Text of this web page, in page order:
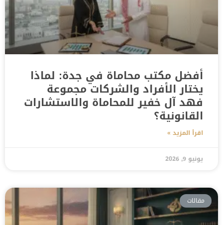
أفضل مكتب محاماة في جدة: لماذا
يختار الأفراد والشركات مجموعة
فهد آل خفير للمحاماة والاستشارات
القانونية؟
اقرأ المزيد »
يونيو 9, 2026
مقالات